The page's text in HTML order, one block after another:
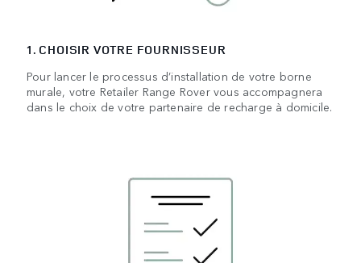
1. CHOISIR VOTRE FOURNISSEUR
Pour lancer le processus d’installation de votre borne
murale, votre Retailer Range Rover vous accompagnera
dans le choix de votre partenaire de recharge à domicile.